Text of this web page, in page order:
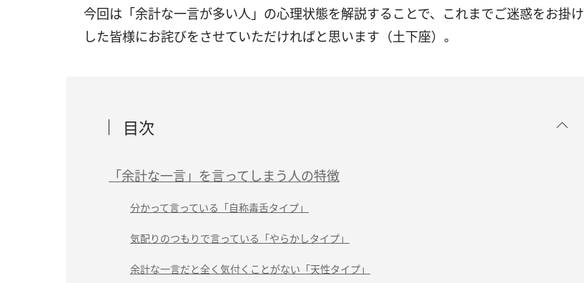
今回は「余計な一言が多い人」の心理状態を解説することで、これまでご迷惑をお掛け
した皆様にお詫びをさせていただければと思います（土下座）。
目次
「余計な一言」を言ってしまう人の特徴
分かって言っている「自称毒舌タイプ」
気配りのつもりで言っている「やらかしタイプ」
余計な一言だと全く気付くことがない「天性タイプ」